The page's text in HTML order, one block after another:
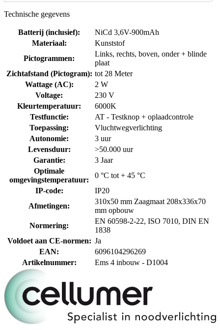
Technische gegevens
Batterij (inclusief):
NiCd 3,6V-900mAh
Materiaal:
Kunststof
Pictogrammen:
Links, rechts, boven, onder + blinde
plaat
Zichtafstand (Pictogram): tot 28 Meter
Wattage (AC):
2 W
Voltage:
230 V
Kleurtemperatuur:
6000K
Testfunctie:
AT - Testknop + oplaadcontrole
Toepassing:
Vluchtwegverlichting
Autonomie:
3 uur
Levensduur:
>50.000 uur
Garantie:
3 Jaar
Optimale
omgevingstemperatuur:
0 °C tot + 45 °C
IP-code:
IP20
Afmetingen:
310x50 mm Zaagmaat 208x336x70
mm opbouw
Normering:
EN 60598-2-22, ISO 7010, DIN EN
1838
Voldoet aan CE-normen: Ja
EAN:
6096104296269
Artikelnummer: Ems 4 inbouw - D1004